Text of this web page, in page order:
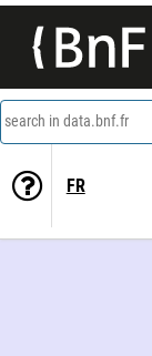
search in data.bnf.fr
FR